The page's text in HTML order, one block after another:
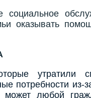
оказывать
утратили
потребности из-
может любой